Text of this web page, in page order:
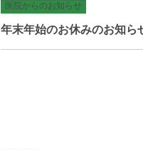
医院からのお知らせ
年末年始のお休みのお知ら